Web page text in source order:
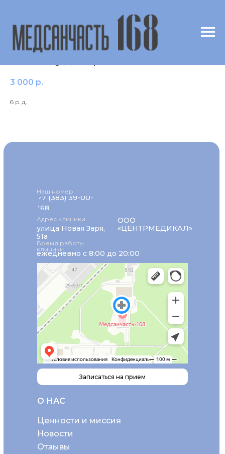
Калий (K) в крови (масспектрометрия)
3 000 р.
6 р. д.
О НАС
Ценности и миссия
Новости
+7 (383) 39-00-
168
Отзывы
Наш номер
ежедневно с 8:00 до 20:00
Время работы
клиники
Адрес клиники
улица Новая Заря,
51а
ООО
«ЦЕНТРМЕДИКАЛ»
Записаться на прием